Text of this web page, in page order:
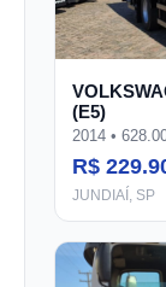
(E5)
2014 •
R$
JUNDIAÍ, SP